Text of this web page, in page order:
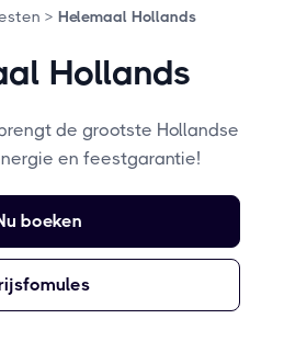
> Helemaal Hollands
Hollands
de grootste Hollandse
en feestgarantie!
boeken